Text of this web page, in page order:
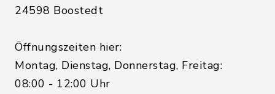
24598 Boostedt
Öffnungszeiten hier:
Montag, Dienstag, Donnerstag, Freitag:
08:00 - 12:00 Uhr